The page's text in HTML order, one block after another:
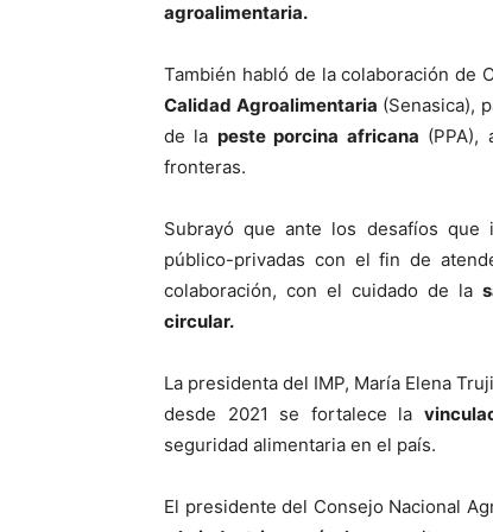
agroalimentaria.
También habló de la colaboración de
Calidad Agroalimentaria (Senasica),
de la peste porcina africana
fronteras.
Subrayó que ante los desafíos que
público-privadas con el fin de
colaboración, con el cuidado de la
circular.
La presidenta del IMP, María Elena
desde 2021 se fortalece la
seguridad alimentaria en el país.
El presidente del Consejo Nacional